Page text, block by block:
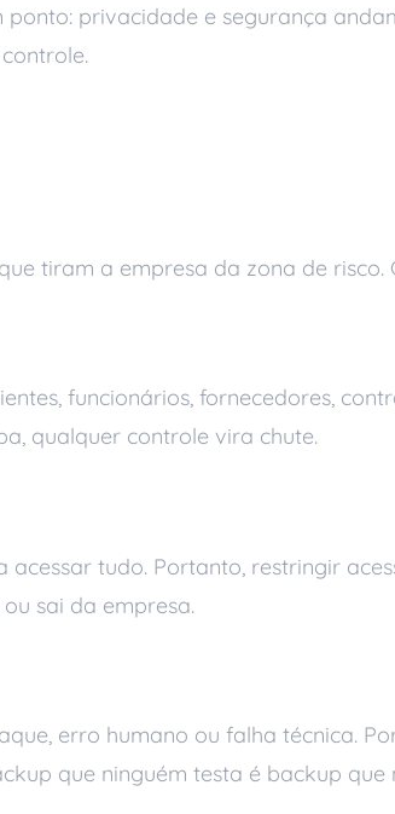
ponto: privacidade e segurança
tiram a empresa da zona de
funcionários, fornecedores,
qualquer controle vira chute.
acessar tudo. Portanto, restringir
sai da empresa.
erro humano ou falha técnica.
que ninguém testa é backup que